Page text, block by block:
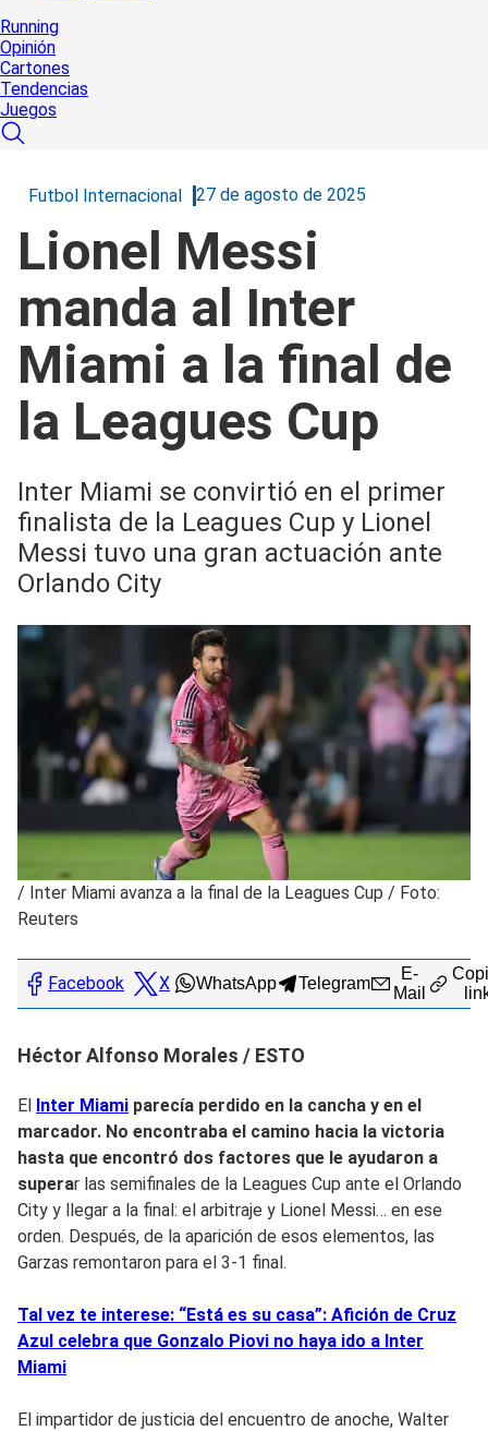
Running
Opinión
Cartones
Tendencias
Juegos
Futbol Internacional 27 de agosto de 2025
Lionel Messi
manda al Inter
Miami a la final de
la Leagues Cup
Inter Miami se convirtió en el primer
finalista de la Leagues Cup y Lionel
Messi tuvo una gran actuación ante
Orlando City
/ Inter Miami avanza a la final de la Leagues Cup / Foto:
Reuters
Facebook X WhatsApp Telegram
E-
Mail
Héctor Alfonso Morales / ESTO
El Inter Miami parecía perdido en la cancha y en el
marcador. No encontraba el camino hacia la victoria
hasta que encontró dos factores que le ayudaron a
superar las semifinales de la Leagues Cup ante el Orlando
City y llegar a la final: el arbitraje y Lionel Messi… en ese
orden. Después, de la aparición de esos elementos, las
Garzas remontaron para el 3-1 final.
Tal vez te interese: “Está es su casa”: Afición de Cruz
Azul celebra que Gonzalo Piovi no haya ido a Inter
Miami
El impartidor de justicia del encuentro de anoche, Walter